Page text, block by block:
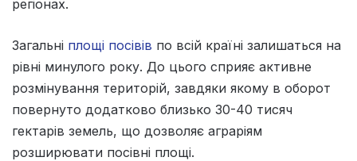
регіонах.
Загальні площі посівів по всій країні залишаться на
рівні минулого року. До цього сприяє активне
розмінування територій, завдяки якому в оборот
повернуто додатково близько 30-40 тисяч
гектарів земель, що дозволяє аграріям
розширювати посівні площі.